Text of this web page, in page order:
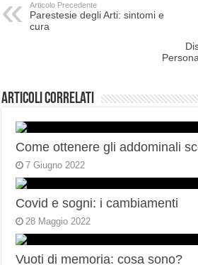
Articolo Precedente
Parestesie degli Arti: sintomi e
cura
Articoli correlati
Come ottenere gli addominali
7 Giugno 2022
Covid e sogni: i cambiamenti
28 Maggio 2022
Vuoti di memoria: cosa sono?